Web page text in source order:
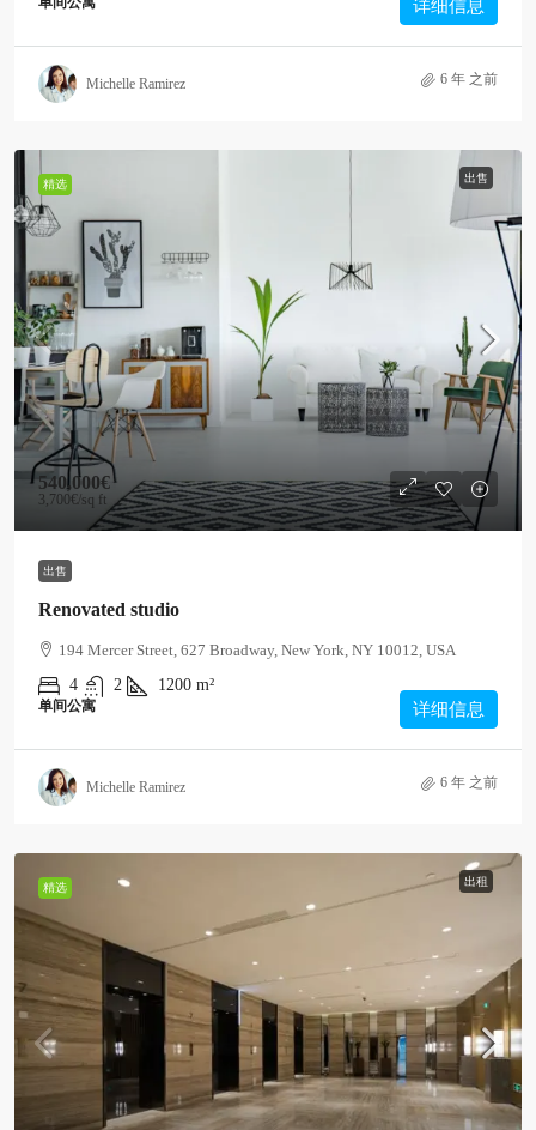
详细信息
Michelle Ramirez 6 年 之前
精选 出售
540,000€
3,700€/sq ft
出售
Renovated studio
194 Mercer Street, 627 Broadway, New York, NY 10012, USA
4
2 1200 m²
单间公寓 详细信息
Michelle Ramirez 6 年 之前
精选 出租